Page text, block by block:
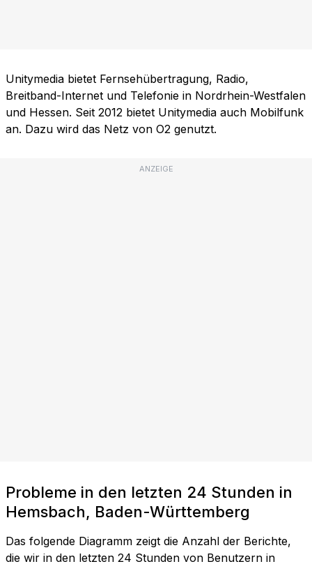
Unitymedia bietet Fernsehübertragung, Radio,
Breitband-Internet und Telefonie in Nordrhein-Westfalen
und Hessen. Seit 2012 bietet Unitymedia auch Mobilfunk
an. Dazu wird das Netz von O2 genutzt.
ANZEIGE
Probleme in den letzten 24 Stunden in
Hemsbach, Baden-Württemberg
Das folgende Diagramm zeigt die Anzahl der Berichte,
die wir in den letzten 24 Stunden von Benutzern in